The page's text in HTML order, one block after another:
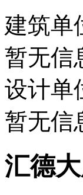
建筑单
暂无信
设计单
暂无信
汇德